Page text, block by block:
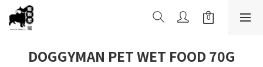
DOGGYMAN PET WET FOOD 70G